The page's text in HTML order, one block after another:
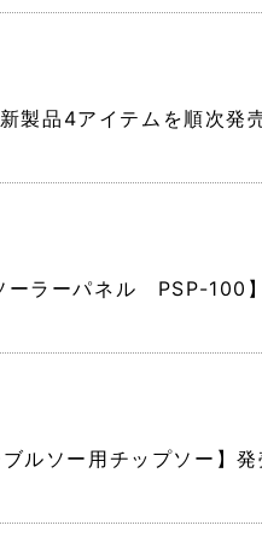
製品4アイテムを順次発
ラーパネル PSP-100
ルソー用チップソー】